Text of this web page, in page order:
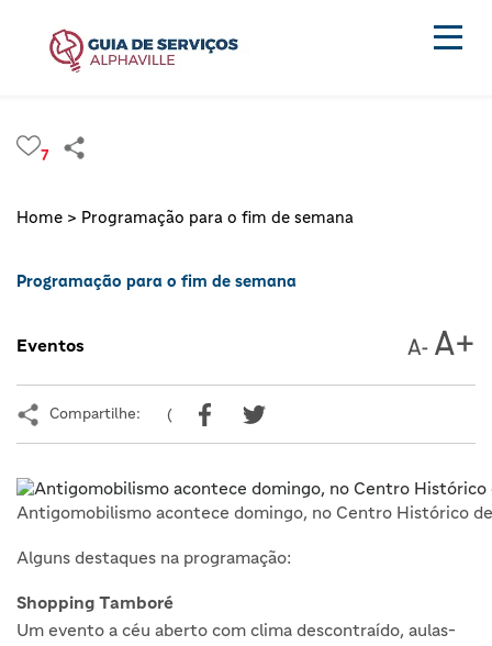
7
Home > Programação para o fim de semana
Programação para o fim de semana
Eventos
Compartilhe: (
Antigomobilismo acontece domingo, no Centro Histórico
Alguns destaques na programação:
Shopping Tamboré
Um evento a céu aberto com clima descontraído, aulas-